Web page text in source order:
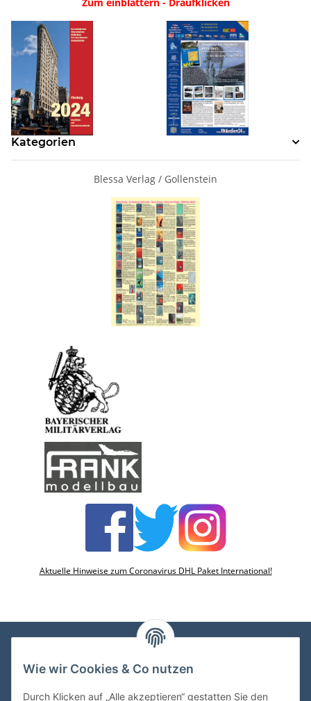
Kategorien
Blessa Verlag / Gollenstein
Aktuelle Hinweise zum Coronavirus DHL Paket International!
VDMedien24.de
Wie wir Cookies & Co nutzen
Durch Klicken auf „Alle akzeptieren“ gestatten Sie den